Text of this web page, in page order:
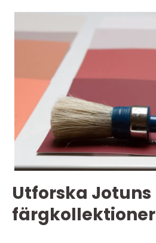
Utforska Jotuns
färgkollektioner